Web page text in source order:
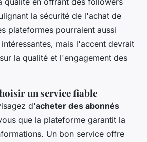
la sécurité de l'achat de
plateformes pourraient aussi
mais l'accent devrait
la qualité et l'engagement des
un service fiable
d'acheter des abonnés
que la plateforme garantit la
Un bon service offre